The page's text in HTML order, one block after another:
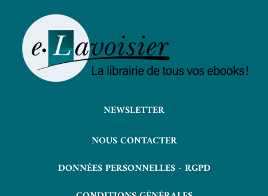
NEWSLETTER
NOUS CONTACTER
DONNÉES PERSONNELLES - RGPD